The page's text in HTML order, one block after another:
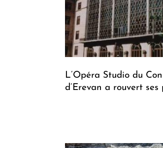
L’Opéra Studio du
d’Erevan a rouvert ses